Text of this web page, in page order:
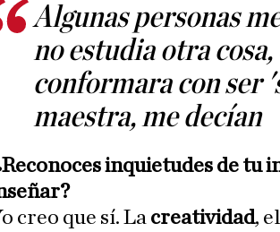
Algunas personas
no estudia otra cosa,
conformara con ser
maestra, me decían
inquietudes de tu
creo que sí. La creatividad,